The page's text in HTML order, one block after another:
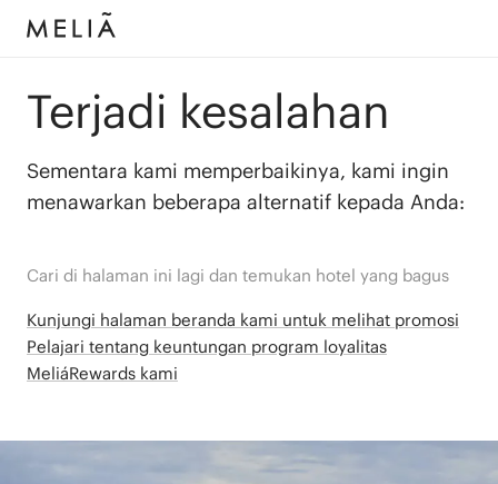
Terjadi kesalahan
Sementara kami memperbaikinya, kami ingin
menawarkan beberapa alternatif kepada Anda:
Cari di halaman ini lagi dan temukan hotel yang bagus
Kunjungi halaman beranda kami untuk melihat promosi
Pelajari tentang keuntungan program loyalitas
MeliáRewards kami